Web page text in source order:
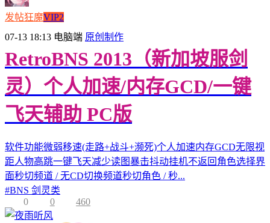
发帖狂魔VIP2
07-13 18:13 电脑端 原创制作
RetroBNS 2013（新加坡服剑
灵）个人加速/内存GCD/一键
飞天辅助 PC版
软件功能微弱移速(走路+战斗+濒死)个人加速内存GCD无限视
距人物高跳一键飞天减少读图暴击抖动挂机不返回角色选择界
面秒切频道 / 无CD切换频道秒切角色 / 秒...
#BNS 剑灵类
0
0 460